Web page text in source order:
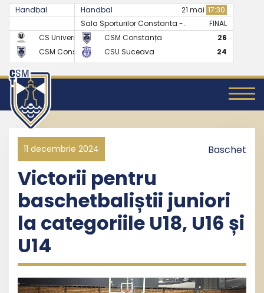
Handbal
FINAL
CS Universitatea Cluj
24
CSM Constanța
27
Handbal 21 mai 17:30
Sala Sporturilor Constanta -..
FINAL
CSM Constanța
26
CSU Suceava
24
11 decembrie 2024 Baschet
Victorii pentru
baschetbaliștii juniori
la categoriile U18, U16 și
U14